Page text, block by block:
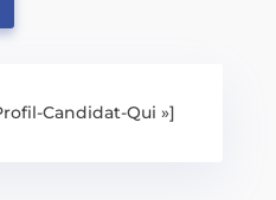
Candidat-Qui »]